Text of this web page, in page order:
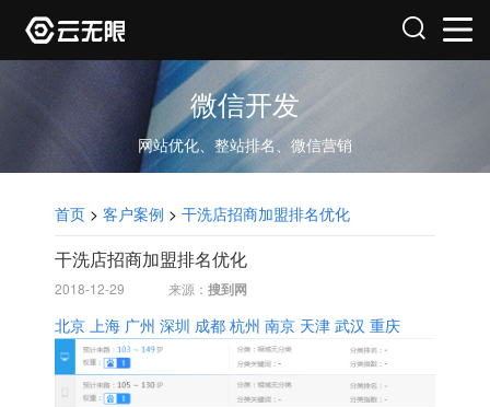
微信开发
网站优化、整站排名、微信营销
首页 > 客户案例 > 干洗店招商加盟排名优化
干洗店招商加盟排名优化
2018-12-29 来源： 搜到网
北京 上海 广州 深圳 成都 杭州 南京 天津 武汉 重庆